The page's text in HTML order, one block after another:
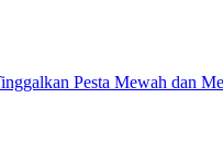
Pesta Mewah dan